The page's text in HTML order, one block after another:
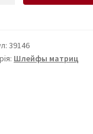
39146
Шлейфы матриц